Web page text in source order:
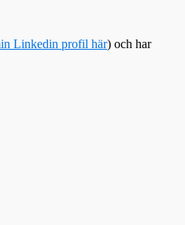
Linkedin profil här) och har